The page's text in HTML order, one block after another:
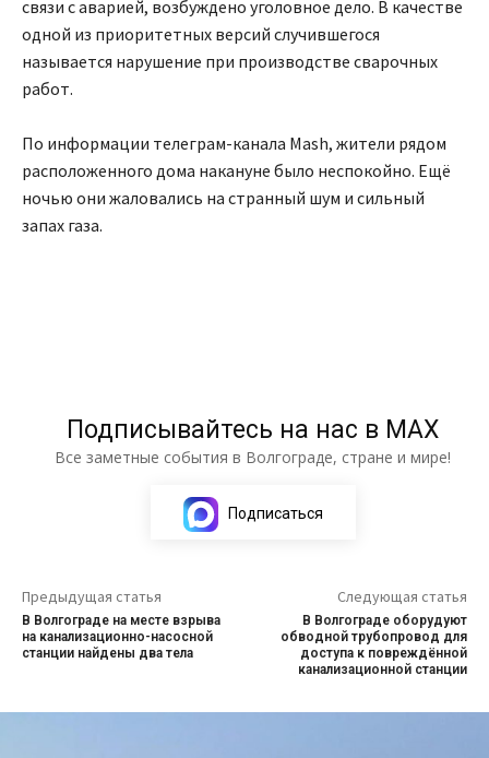
связи с аварией, возбуждено уголовное дело. В качестве
одной из приоритетных версий случившегося
называется нарушение при производстве сварочных
работ.
По информации телеграм-канала Mash, жители рядом
расположенного дома накануне было неспокойно. Ещё
ночью они жаловались на странный шум и сильный
запах газа.
Подписывайтесь на нас в МАХ
Все заметные события в Волгограде, стране и мире!
Подписаться
Предыдущая статья
В Волгограде на месте взрыва
на канализационно-насосной
станции найдены два тела
Следующая статья
В Волгограде оборудуют
обводной трубопровод для
доступа к повреждённой
канализационной станции